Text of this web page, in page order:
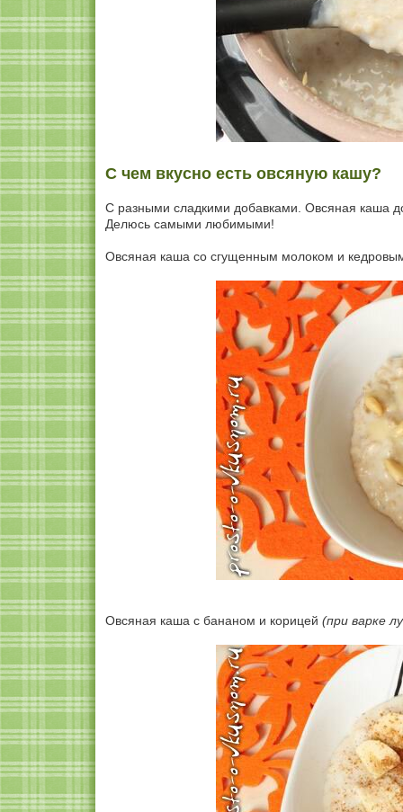
С чем вкусно есть овсяную кашу?
С разными сладкими добавками. Овсяная каша
Делюсь самыми любимыми!
Овсяная каша со сгущенным молоком и
Овсяная каша с бананом и корицей (при варке